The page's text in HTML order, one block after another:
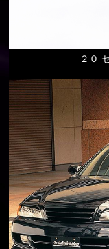
２０